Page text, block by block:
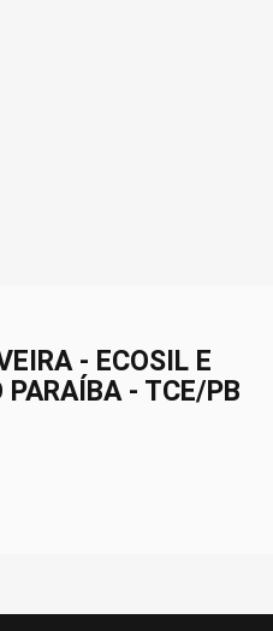
- ECOSIL E
PARAÍBA - TCE/PB